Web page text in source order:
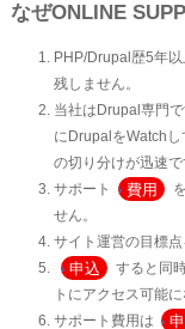
なぜONLINE
PHP/Drupal歴5年
残しません。
当社はDrupal専門
にDrupalをWatch
の切り分けが迅速で
サポート
費用
せん。
サイト運営の目標点
申込
すると同
トにアクセス可能
サポート費用は